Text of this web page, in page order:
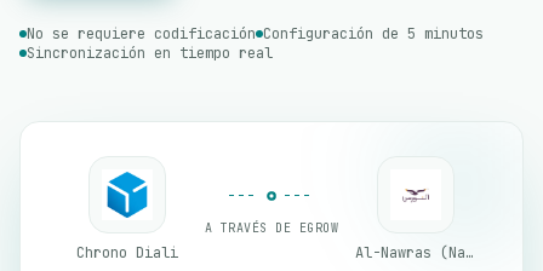
No se requiere codificación Configuración de 5 minutos
Sincronización en tiempo real
Chrono Diali
A TRAVÉS DE EGROW
Al-Nawras (Nawris)